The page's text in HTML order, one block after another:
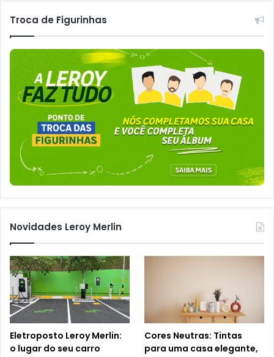
Troca de Figurinhas
Novidades Leroy Merlin
Eletroposto Leroy Merlin:
o lugar do seu carro
Cores Neutras: Tintas
para uma casa elegante,